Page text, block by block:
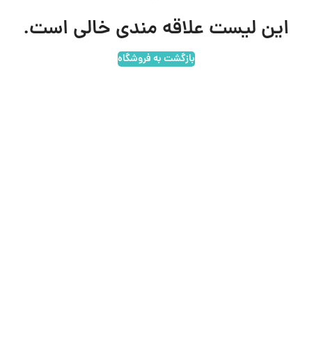
این لیست علاقه مندی خالی است.
بازگشت به فروشگاه